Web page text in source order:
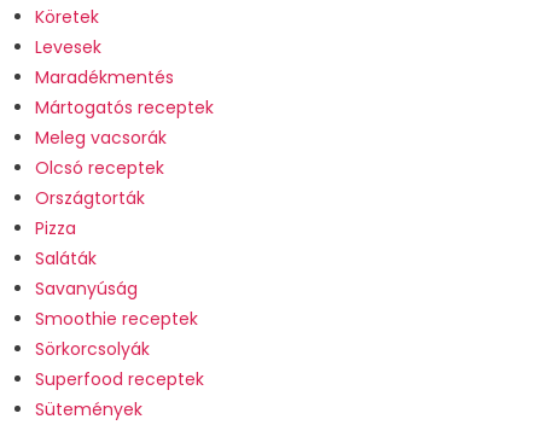
Köretek
Levesek
Maradékmentés
Mártogatós receptek
Meleg vacsorák
Olcsó receptek
Országtorták
Pizza
Saláták
Savanyúság
Smoothie receptek
Sörkorcsolyák
Superfood receptek
Sütemények